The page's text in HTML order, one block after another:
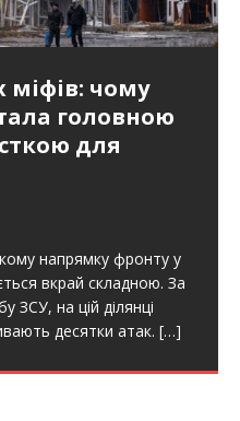
міфів: чому
головною
для
напрямку фронту у
вкрай складною. За
ЗСУ, на цій ділянці
десятки атак. […]